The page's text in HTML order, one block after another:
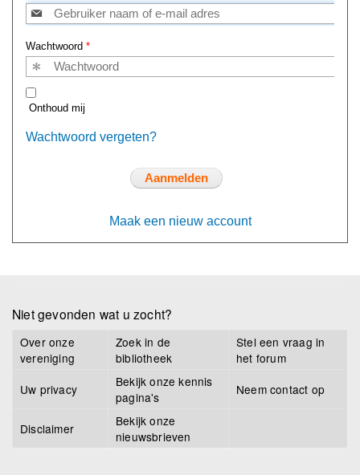
Wachtwoord *
Onthoud mij
Wachtwoord vergeten?
Maak een nieuw account
Niet gevonden wat u zocht?
Over onze
vereniging
Zoek in de
bibliotheek
Stel een vraag in
het forum
Uw privacy
Bekijk onze kennis
pagina's
Neem contact op
Disclaimer
Bekijk onze
nieuwsbrieven